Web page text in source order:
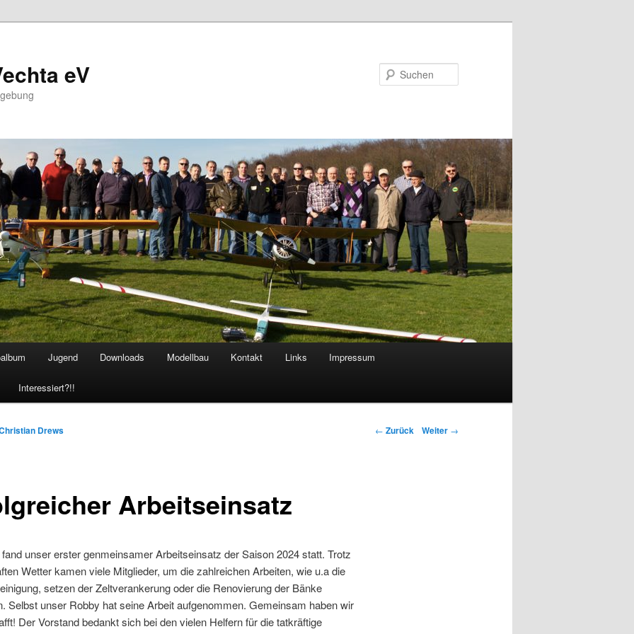
eV
Jugend Downloads Modellbau Kontakt Links Impressum
Interessiert?!!
← Zurück Weiter →
Arbeitseinsatz
Drews
unser erster genmeinsamer Arbeitseinsatz der Saison 2024 statt. Trotz
Wetter kamen viele Mitglieder, um die zahlreichen Arbeiten, wie u.a die
setzen der Zeltverankerung oder die Renovierung der Bänke
Selbst unser Robby hat seine Arbeit aufgenommen. Gemeinsam haben wir
Der Vorstand bedankt sich bei den vielen Helfern für die tatkräftige